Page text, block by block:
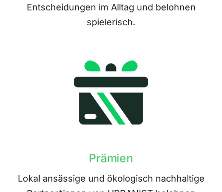
Entscheidungen im Alltag und belohnen
spielerisch.
Prämien
Lokal ansässige und ökologisch nachhaltige